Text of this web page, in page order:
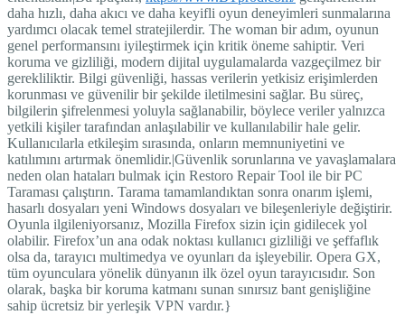
daha hızlı, daha akıcı ve daha keyifli oyun deneyimleri sunmalarına
yardımcı olacak temel stratejilerdir. The woman bir adım, oyunun
genel performansını iyileştirmek için kritik öneme sahiptir. Veri
koruma ve gizliliği, modern dijital uygulamalarda vazgeçilmez bir
gerekliliktir. Bilgi güvenliği, hassas verilerin yetkisiz erişimlerden
korunması ve güvenilir bir şekilde iletilmesini sağlar. Bu süreç,
bilgilerin şifrelenmesi yoluyla sağlanabilir, böylece veriler yalnızca
yetkili kişiler tarafından anlaşılabilir ve kullanılabilir hale gelir.
Kullanıcılarla etkileşim sırasında, onların memnuniyetini ve
katılımını artırmak önemlidir.|Güvenlik sorunlarına ve yavaşlamalara
neden olan hataları bulmak için Restoro Repair Tool ile bir PC
Taraması çalıştırın. Tarama tamamlandıktan sonra onarım işlemi,
hasarlı dosyaları yeni Windows dosyaları ve bileşenleriyle değiştirir.
Oyunla ilgileniyorsanız, Mozilla Firefox sizin için gidilecek yol
olabilir. Firefox’un ana odak noktası kullanıcı gizliliği ve şeffaflık
olsa da, tarayıcı multimedya ve oyunları da işleyebilir. Opera GX,
tüm oyunculara yönelik dünyanın ilk özel oyun tarayıcısıdır. Son
olarak, başka bir koruma katmanı sunan sınırsız bant genişliğine
sahip ücretsiz bir yerleşik VPN vardır.}